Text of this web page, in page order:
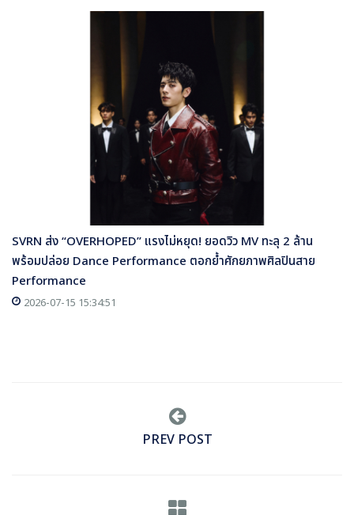
SVRN ส่ง “OVERHOPED” แรงไม่หยุด! ยอดวิว MV ทะลุ 2 ล้าน
พร้อมปล่อย Dance Performance ตอกย้ำศักยภาพศิลปินสาย
Performance
2026-07-15 15:34:51
PREV POST